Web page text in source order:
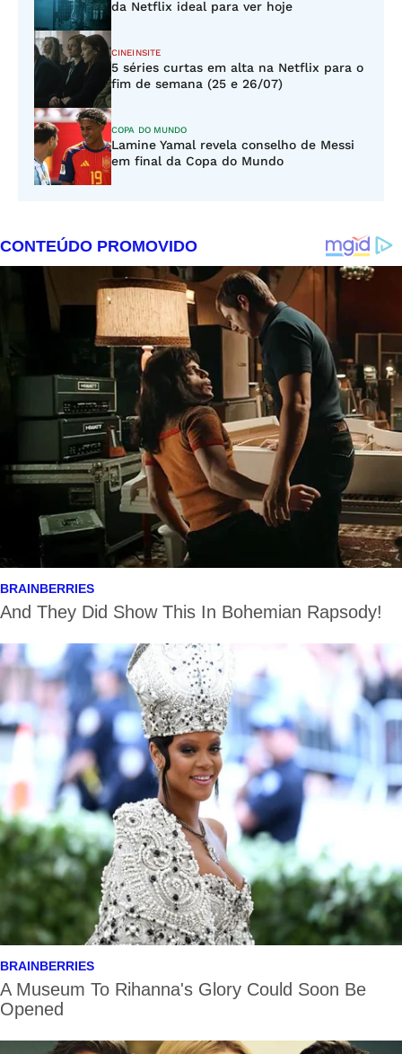
da Netflix ideal para ver hoje
CINEINSITE
5 séries curtas em alta na Netflix para o
fim de semana (25 e 26/07)
COPA DO MUNDO
Lamine Yamal revela conselho de Messi
em final da Copa do Mundo